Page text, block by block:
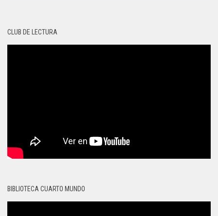
CLUB DE LECTURA
BIBLIOTECA CUARTO MUNDO